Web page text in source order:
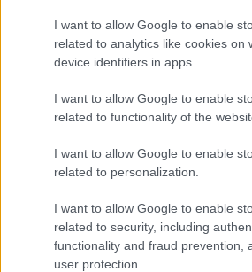
I want to allow Google to enable
related to analytics like cookies on
device identifiers in apps.
I want to allow Google to enable
related to functionality of the
I want to allow Google to enable
related to personalization.
I want to allow Google to enable
related to security, including
functionality and fraud prevention,
user protection.